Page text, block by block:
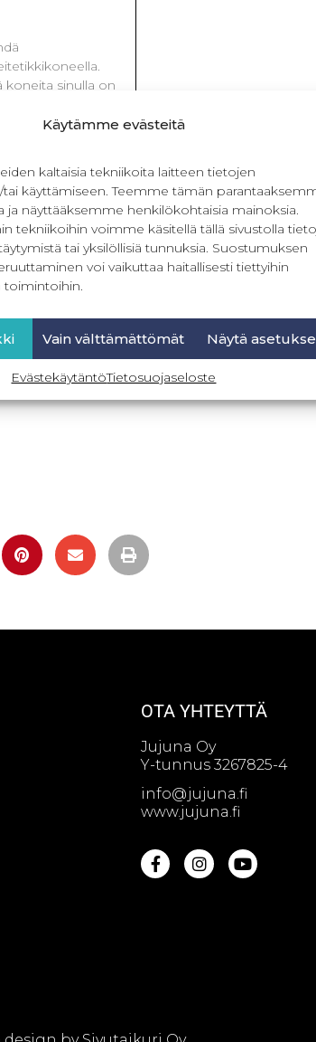
Käytämme evästeitä
kaltaisia tekniikoita laitteen tietojen
käyttämiseen. Teemme tämän
ja näyttääksemme henkilökohtaisia mainoksia.
tekniikoihin voimme käsitellä tällä sivustolla
tai yksilöllisiä tunnuksia. Suostumuksen
voi vaikuttaa haitallisesti tiettyihin
toimintoihin.
Vain välttämättömät Näytä
EvästekäytäntöTietosuojaseloste
koneita sinulla on
ommeltavaan
tai kujan
lukea tästä
olen koonnut
OTA YHTEYTTÄ
Jujuna Oy
Y-tunnus 3267825-4
info@jujuna.fi
www.jujuna.fi